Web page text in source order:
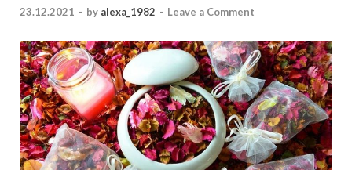
23.12.2021 - by alexa_1982 - Leave a Comment